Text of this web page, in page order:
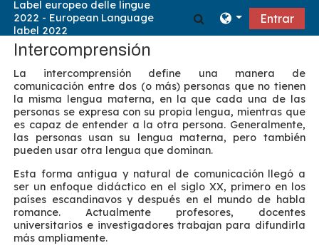
Salta al contenido principal
Selector de
Entrar
Intercomprensión
La intercomprensión define una manera de
comunicación entre dos (o más) personas que no tienen
la misma lengua materna, en la que cada una de las
personas se expresa con su propia lengua, mientras que
es capaz de entender a la otra persona. Generalmente,
las personas usan su lengua materna, pero también
pueden usar otra lengua que dominan.
Esta forma antigua y natural de comunicación llegó a
ser un enfoque didáctico en el siglo XX, primero en los
países escandinavos y después en el mundo de habla
romance. Actualmente profesores, docentes
universitarios e investigadores trabajan para difundirla
más ampliamente.